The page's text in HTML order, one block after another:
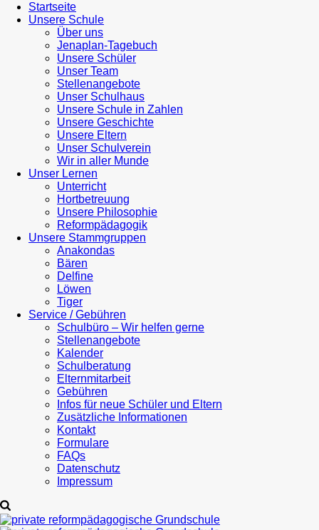
Startseite
Unsere Schule
Über uns
Jenaplan-Tagebuch
Unsere Schüler
Unser Team
Stellenangebote
Unser Schulhaus
Unsere Schule in Zahlen
Unsere Geschichte
Unsere Eltern
Unser Schulverein
Wir in aller Munde
Unser Lernen
Unterricht
Hortbetreuung
Unsere Philosophie
Reformpädagogik
Unsere Stammgruppen
Anakondas
Bären
Delfine
Löwen
Tiger
Service / Gebühren
Schulbüro – Wir helfen gerne
Stellenangebote
Kalender
Schulberatung
Elternmitarbeit
Gebühren
Infos für neue Schüler und Eltern
Zusätzliche Informationen
Kontakt
Formulare
FAQs
Datenschutz
Impressum